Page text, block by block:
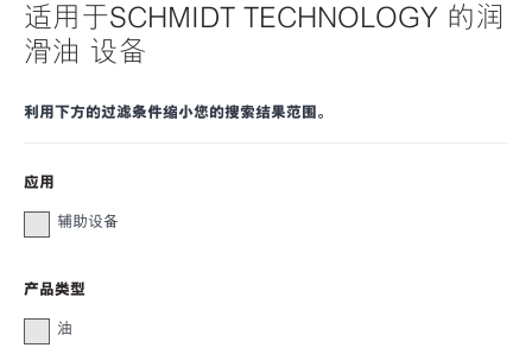
适用于SCHMIDT TECHNOLOGY 的润
滑油 设备
利用下方的过滤条件缩小您的搜索结果范围。
应用
辅助设备
产品类型
油